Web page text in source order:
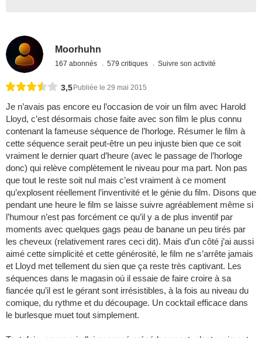
Moorhuhn
167 abonnés 579 critiques Suivre son activité
3,5 Publiée le 29 mai 2015
Je n’avais pas encore eu l’occasion de voir un film avec Harold
Lloyd, c’est désormais chose faite avec son film le plus connu
contenant la fameuse séquence de l’horloge. Résumer le film à
cette séquence serait peut-être un peu injuste bien que ce soit
vraiment le dernier quart d’heure (avec le passage de l’horloge
donc) qui relève complètement le niveau pour ma part. Non pas
que tout le reste soit nul mais c’est vraiment à ce moment
qu’explosent réellement l’inventivité et le génie du film. Disons que
pendant une heure le film se laisse suivre agréablement même si
l’humour n’est pas forcément ce qu’il y a de plus inventif par
moments avec quelques gags peau de banane un peu tirés par
les cheveux (relativement rares ceci dit). Mais d’un côté j’ai aussi
aimé cette simplicité et cette générosité, le film ne s’arrête jamais
et Lloyd met tellement du sien que ça reste très captivant. Les
séquences dans le magasin où il essaie de faire croire à sa
fiancée qu’il est le gérant sont irrésistibles, à la fois au niveau du
comique, du rythme et du découpage. Un cocktail efficace dans
le burlesque muet tout simplement.